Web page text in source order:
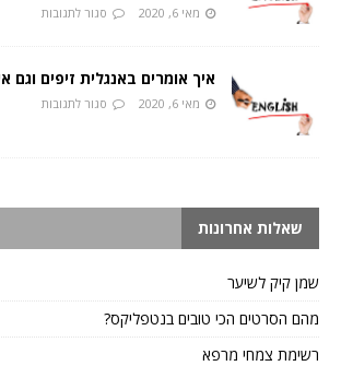
מאי 6, 2020 סגור לתגובות
איך אומרים באנגלית זיפים וגם
מאי 6, 2020 סגור לתגובות
שאלות אחרונות
שמן קיק לשיער
מהם הסרטים הכי טובים בנטפליקס?
רשימת צמחי מרפא